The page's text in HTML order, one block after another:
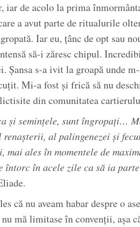
de acolo la prima
a avut parte de ritualurile
Iar eu, țânc de opt sau
să-i zăresc chipul.
Șansa s-a ivit la groapă unde
Mi-a fost și frică să nu
din comunitatea
și semințele, sunt îngropați…
renașterii, al palingenezei și
mai ales în momentele de
întorc în acele zile ca să ia
că nu aveam habar despre o
mă limitase în convenții, așa